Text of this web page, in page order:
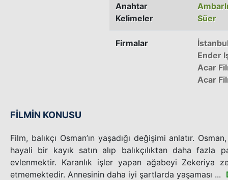
Anahtar
Kelimeler
Süer
Firmalar
Ender
Acar
Acar
FİLMİN KONUSU
Film, balıkçı Osman’ın yaşadığı değişimi anlatır.
hayali bir kayık satın alıp balıkçılıktan daha fazla
evlenmektir. Karanlık işler yapan ağabeyi Zekeriya
etmemektedir. Annesinin daha iyi şartlarda yaşaması ...